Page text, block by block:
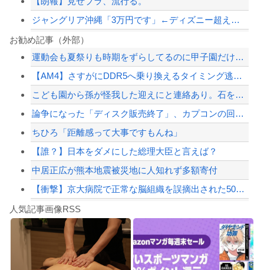
ジャングリア沖縄「3万円です」←ディズニー超えの強気価格ｗｗｗ
高市総理「物価上昇を上回る賃上げを日本に定着させる」 →国家公務員月給3.51％...
ジャンポケ斎藤と代理人のやりとり、「地獄すぎて完全にコントになってる……」と衝撃...
【巨人対ヤクルト18回戦】ヤクルト、2回表1アウト三塁から内山壮真のタイムリーで...
【配信者】「金バエ」のSNS更新が1週間途絶え、様々な憶測が飛び交う。1週間ぶり...
Powered by livedoor 相互RSS
お勧め記事（外部）
運動会も夏祭りも時期をずらしてるのに甲子園だけ変わらないのね
【AM4】さすがにDDR5へ乗り換えるタイミング逃し感が半端ない
こども園から孫が怪我した迎えにと連絡あり。石をどかしてミミズ集め足の上に石を落と...
論争になった「ディスク販売終了」、カプコンの回答と衝撃の詳細がコチラ・・・「え？...
ちひろ「距離感って大事ですもんね」
【誰？】日本をダメにした総理大臣と言えば？
中居正広が熊本地震被災地に人知れず多額寄付
【衝撃】京大病院で正常な脳組織を誤摘出された50代女性、手足も動かせず自発呼吸も...
寺田心さん(18)、筋トレした結果無事かわいくなる
【動画】これはお見事。中国重慶市で珍しい事故が撮影される。
8/4のニュース
日本旅行キャンセルすべきか…1万年ぶり史上最大級の火山の兆し＝韓国の反応
人気記事画像RSS